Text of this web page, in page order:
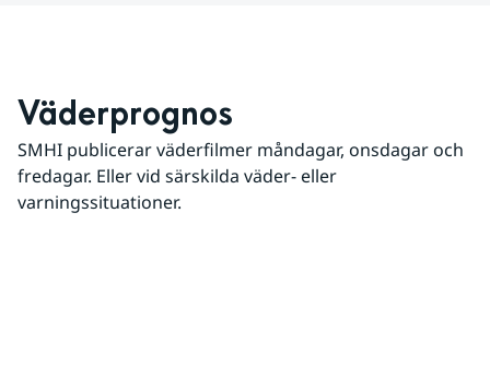
Väderprognos
SMHI publicerar väderfilmer måndagar, onsdagar och
fredagar. Eller vid särskilda väder- eller
varningssituationer.